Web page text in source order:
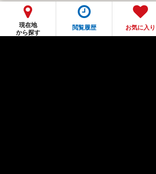
現在地
から探す
閲覧履歴 お気に入り